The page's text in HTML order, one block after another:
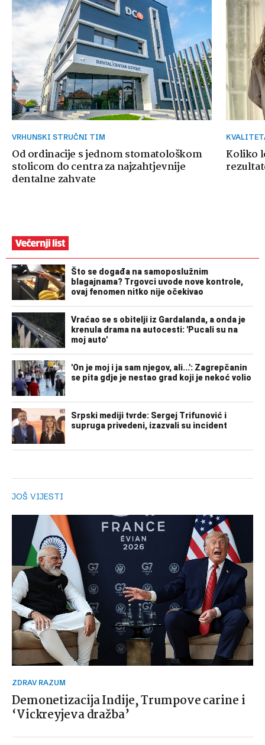
VRHUNSKI STRUČNI TIM
Od ordinacije s jednom stomatološkom
stolicom do centra za najzahtjevnije
dentalne zahvate
Koliko
JOŠ VIJESTI
ZDRAV RAZUM
Demonetizacija Indije, Trumpove carine i
‘Vickreyjeva dražba’